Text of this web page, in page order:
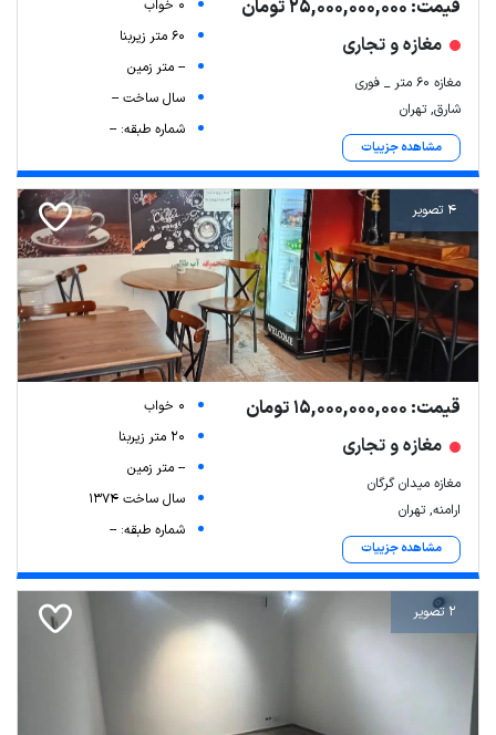
قیمت: 25,000,000,000 تومان
مغازه و تجاری
مغازه ۶۰ متر _ فوری
شارق, تهران
مشاهده جزییات
0 خواب
60 متر زیربنا
-- متر زمین
سال ساخت --
شماره طبقه: --
4 تصویر
قیمت: 15,000,000,000 تومان
مغازه و تجاری
مغازه میدان گرگان
ارامنه, تهران
مشاهده جزییات
0 خواب
20 متر زیربنا
-- متر زمین
سال ساخت 1374
شماره طبقه: --
2 تصویر